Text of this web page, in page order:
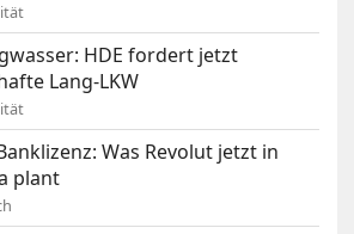
HDE fordert jetzt
Lang-LKW
Was Revolut jetzt in
plant